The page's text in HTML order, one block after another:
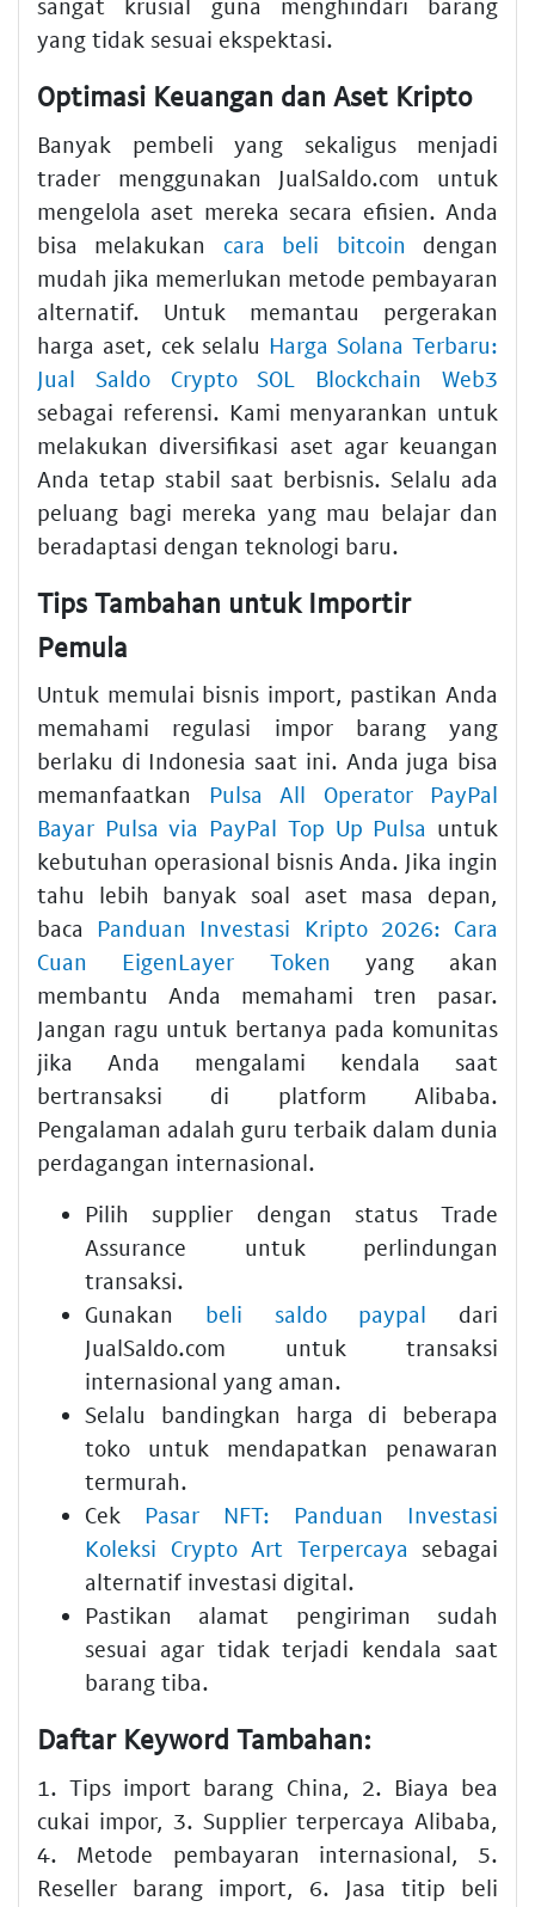
sangat krusial guna menghindari barang
yang tidak sesuai ekspektasi.
Optimasi Keuangan dan Aset Kripto
Banyak pembeli yang sekaligus menjadi
trader menggunakan JualSaldo.com untuk
mengelola aset mereka secara efisien. Anda
bisa melakukan cara beli bitcoin dengan
mudah jika memerlukan metode pembayaran
alternatif. Untuk memantau pergerakan
harga aset, cek selalu Harga Solana Terbaru:
Jual Saldo Crypto SOL Blockchain Web3
sebagai referensi. Kami menyarankan untuk
melakukan diversifikasi aset agar keuangan
Anda tetap stabil saat berbisnis. Selalu ada
peluang bagi mereka yang mau belajar dan
beradaptasi dengan teknologi baru.
Tips Tambahan untuk Importir
Pemula
Untuk memulai bisnis import, pastikan Anda
memahami regulasi impor barang yang
berlaku di Indonesia saat ini. Anda juga bisa
memanfaatkan Pulsa All Operator PayPal
Bayar Pulsa via PayPal Top Up Pulsa untuk
kebutuhan operasional bisnis Anda. Jika ingin
tahu lebih banyak soal aset masa depan,
baca Panduan Investasi Kripto 2026: Cara
Cuan EigenLayer Token yang akan
membantu Anda memahami tren pasar.
Jangan ragu untuk bertanya pada komunitas
jika Anda mengalami kendala saat
bertransaksi di platform Alibaba.
Pengalaman adalah guru terbaik dalam dunia
perdagangan internasional.
Pilih supplier dengan status Trade
Assurance untuk perlindungan
transaksi.
Gunakan beli saldo paypal dari
JualSaldo.com untuk transaksi
internasional yang aman.
Selalu bandingkan harga di beberapa
toko untuk mendapatkan penawaran
termurah.
Cek Pasar NFT: Panduan Investasi
Koleksi Crypto Art Terpercaya sebagai
alternatif investasi digital.
Pastikan alamat pengiriman sudah
sesuai agar tidak terjadi kendala saat
barang tiba.
Daftar Keyword Tambahan:
1. Tips import barang China, 2. Biaya bea
cukai impor, 3. Supplier terpercaya Alibaba,
4. Metode pembayaran internasional, 5.
Reseller barang import, 6. Jasa titip beli